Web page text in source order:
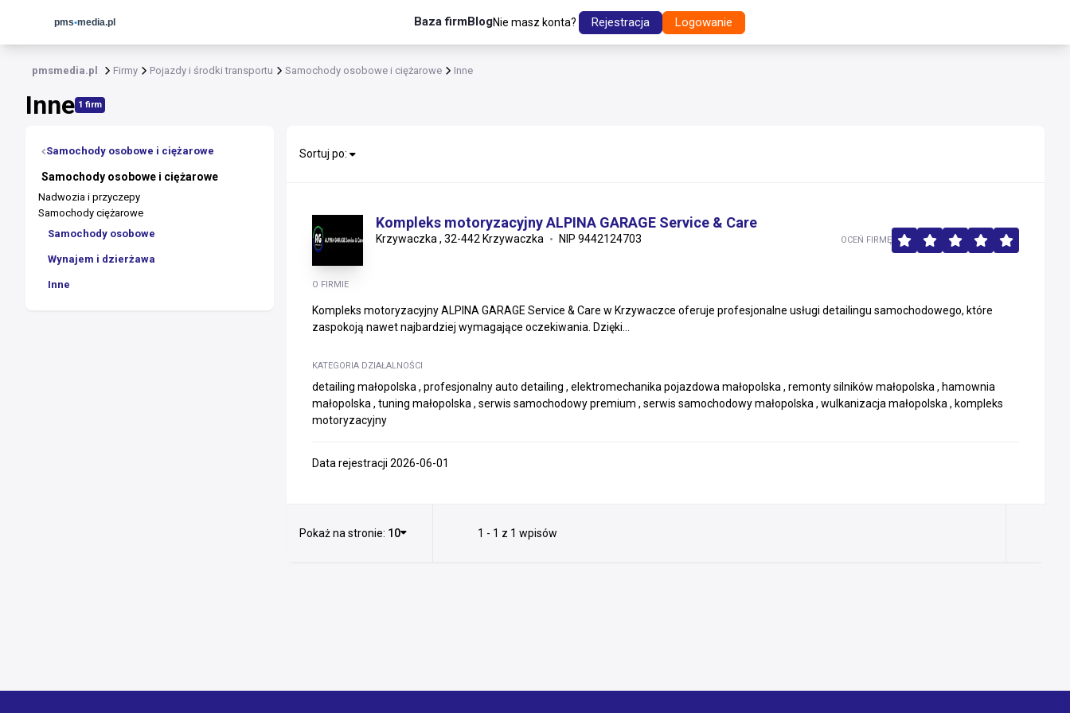
Baza firmBlogNie masz konta? Rejestracja Logowanie
pmsmedia.pl Firmy Pojazdy i środki transportu Samochody osobowe i ciężarowe Inne
Inne 1 firm
Samochody osobowe i ciężarowe
Samochody osobowe i ciężarowe
Nadwozia i przyczepy
Samochody ciężarowe
Samochody osobowe
Wynajem i dzierżawa
Inne
Sortuj po:
Kompleks motoryzacyjny ALPINA GARAGE Service & Care
Krzywaczka , 32-442 Krzywaczka NIP 9442124703
O FIRMIE
Kompleks motoryzacyjny ALPINA GARAGE Service & Care w Krzywaczce oferuje profesjonalne usługi detailingu samochodowego, które
zaspokoją nawet najbardziej wymagające oczekiwania. Dzięki...
KATEGORIA DZIAŁALNOŚCI
detailing małopolska , profesjonalny auto detailing , elektromechanika pojazdowa małopolska , remonty silników małopolska , hamownia
małopolska , tuning małopolska , serwis samochodowy premium , serwis samochodowy małopolska , wulkanizacja małopolska , kompleks
motoryzacyjny
OCEŃ FIRMĘ
Data rejestracji 2026-06-01
Pokaż na stronie: 10 1 - 1 z 1 wpisów